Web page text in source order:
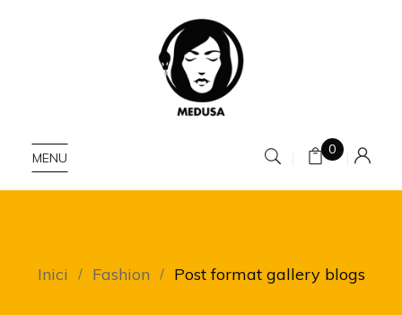
MENU
0
Inici Fashion Post format gallery blogs